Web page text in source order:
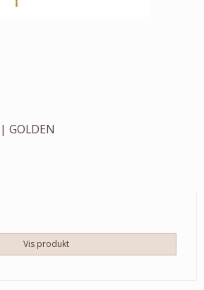
GOLDEN
Vis produkt